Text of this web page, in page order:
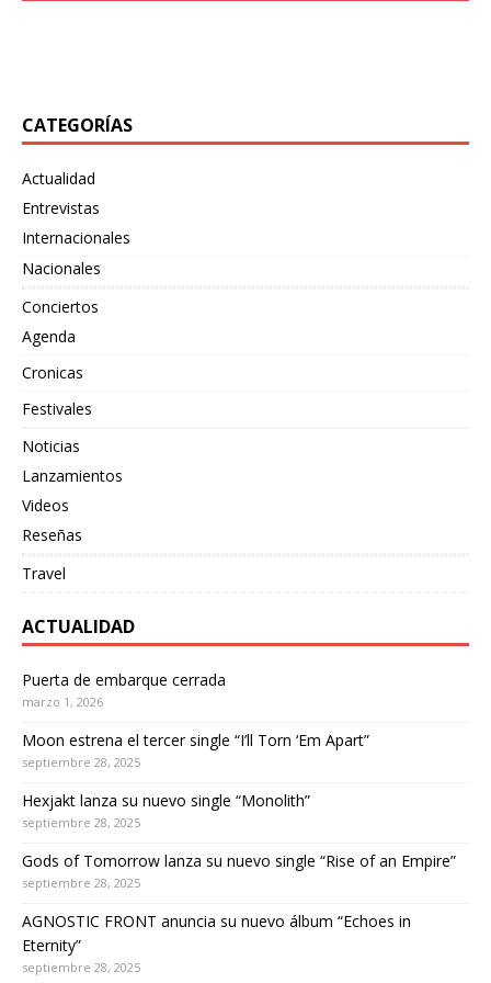
CATEGORÍAS
Actualidad
Entrevistas
Internacionales
Nacionales
Conciertos
Agenda
Cronicas
Festivales
Noticias
Lanzamientos
Videos
Reseñas
Travel
ACTUALIDAD
Puerta de embarque cerrada
marzo 1, 2026
Moon estrena el tercer single “I’ll Torn ‘Em Apart”
septiembre 28, 2025
Hexjakt lanza su nuevo single “Monolith”
septiembre 28, 2025
Gods of Tomorrow lanza su nuevo single “Rise of an Empire”
septiembre 28, 2025
AGNOSTIC FRONT anuncia su nuevo álbum “Echoes in
Eternity”
septiembre 28, 2025